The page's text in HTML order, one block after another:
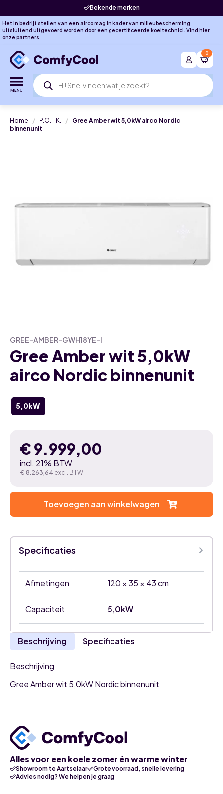
Bekende merken
Het in bedrijf stellen van een airco mag in kader van milieubescherming
uitsluitend uitgevoerd worden door een gecertificeerde koeltechnici. Vind hier
onze partners.
Producten
zoeken
0
Home P.O.T.K.
Gree Amber wit 5,0kW airco Nordic
binnenunit
GREE-AMBER-GWH18YE-I
Gree Amber wit 5,0kW
airco Nordic binnenunit
5,0kW
€9.999,00
incl. 21% BTW
€ 8.263,64 excl. BTW
Toevoegen aan winkelwagen
Specificaties
Afmetingen 120 × 35 × 43 cm
Capaciteit 5,0kW
Beschrijving Specificaties
Beschrijving
Gree Amber wit 5,0kW Nordic binnenunit
Alles voor een koele zomer én warme winter
Showroom te Aartselaar
Grote voorraad, snelle levering
Advies nodig? We helpen je graag